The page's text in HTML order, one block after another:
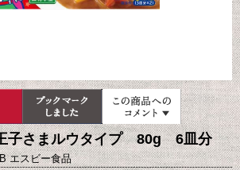
子さまルウタイプ 80g 6皿分
エスビー食品